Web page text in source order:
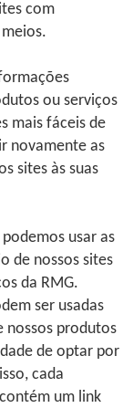
com
ou serviços
mais fáceis de
novamente as
sites às suas
usar as
de nossos sites
da RMG.
ser usadas
nossos produtos
de optar por
cada
um link